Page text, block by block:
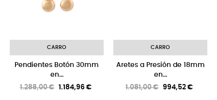
CARRO
Pendientes Botón 30mm
en...
Precio
1.288,00 € Precio
1.184,96 €
CARRO
Aretes a Presión de 18mm
en...
Precio
1.081,00 € Precio
994,52 €